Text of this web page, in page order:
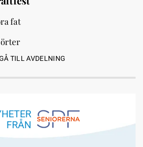
fat
örter
TILL AVDELNING
FRÅN